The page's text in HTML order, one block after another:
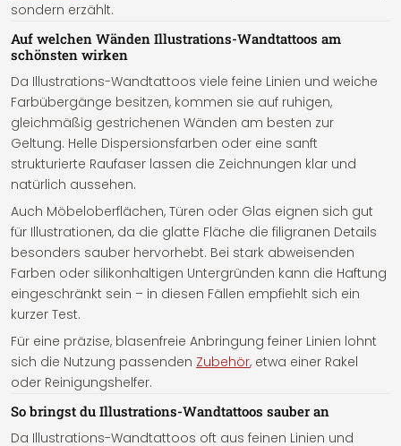
sondern erzählt.
Auf welchen Wänden Illustrations-Wandtattoos am
schönsten wirken
Da Illustrations-Wandtattoos viele feine Linien und weiche
Farbübergänge besitzen, kommen sie auf ruhigen,
gleichmäßig gestrichenen Wänden am besten zur
Geltung. Helle Dispersionsfarben oder eine sanft
strukturierte Raufaser lassen die Zeichnungen klar und
natürlich aussehen.
Auch Möbeloberflächen, Türen oder Glas eignen sich gut
für Illustrationen, da die glatte Fläche die filigranen Details
besonders sauber hervorhebt. Bei stark abweisenden
Farben oder silikonhaltigen Untergründen kann die Haftung
eingeschränkt sein – in diesen Fällen empfiehlt sich ein
kurzer Test.
Für eine präzise, blasenfreie Anbringung feiner Linien lohnt
sich die Nutzung passenden Zubehör, etwa einer Rakel
oder Reinigungshelfer.
So bringst du Illustrations-Wandtattoos sauber an
Da Illustrations-Wandtattoos oft aus feinen Linien und